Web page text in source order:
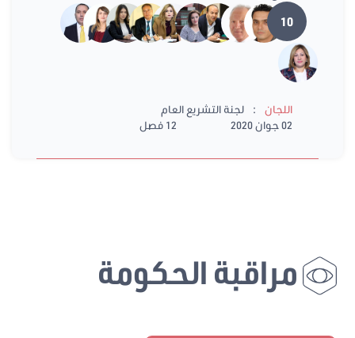
10
اللجان :
لجنة التشريع العام
02 جوان 2020
12 فصل
مراقبة الحكومة